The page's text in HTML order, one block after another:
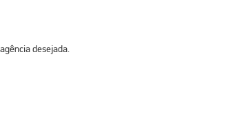
desejada.